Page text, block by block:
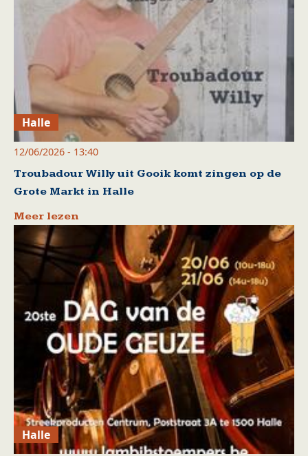
Halle
12/06/2026 - 13:40
Troubadour Willy uit Gooik komt zingen op de
Grote Markt in Halle
Meer lezen
Halle